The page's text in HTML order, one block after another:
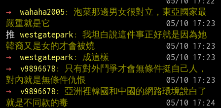
→
wahaha2005 : 泡菜那邊男女很對立，東亞國家最
嚴重就是它
推
westgatepark : 我坦白說這件事正好就是因為她
韓裔又是女的才會被燒
→
westgatepark : 成這樣
→
v9896678 : 只有對外鬥爭才會無條件挺自己人，
對內就是無條件仇恨
→
v9896678 : 亞洲裡韓國和中國的網路環境說白了
就是不同款的毒